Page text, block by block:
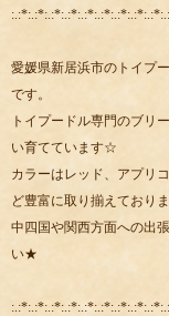
愛媛県新居浜市のトイプ
です。
トイプードル専門のブリ
い育てています☆
カラーはレッド、アプリ
ど豊富に取り揃えており
中四国や関西方面への出
い★